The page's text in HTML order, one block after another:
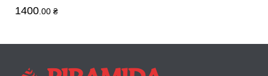
1400 .00 ₴